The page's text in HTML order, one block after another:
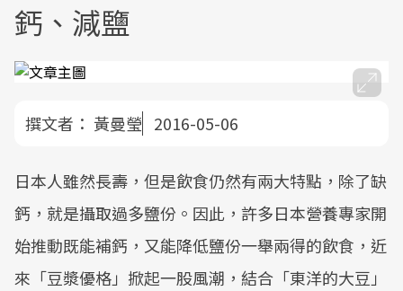
鈣、減鹽
撰文者： 黃曼瑩 2016-05-06
日本人雖然長壽，但是飲食仍然有兩大特點，除了缺
鈣，就是攝取過多鹽份。因此，許多日本營養專家開
始推動既能補鈣，又能降低鹽份一舉兩得的飲食，近
來「豆漿優格」掀起一股風潮，結合「東洋的大豆」